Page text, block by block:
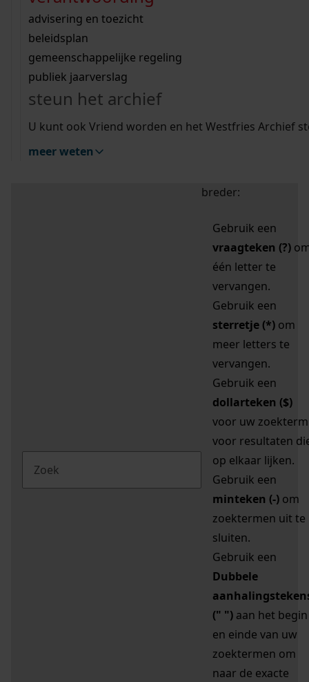
bouwvergunningen
omgevingsvergunningen
vergunningen
beeld en geluid
uitleg nodig?
Wij helpen u op weg met een aantal zoektips.
bekijk alle zoektips
Wij helpen u op weg met een aantal zoektips.
bekijk alle zoektips
bekijk ons geschiedenislokaal
advisering en toezicht
beleidsplan
gemeenschappelijke regeling
publiek jaarverslag
steun het archief
U kunt ook Vriend worden en het Westfries Archief
meer weten
zoektips
Mijn Studiezaal (inloggen)
uw zoekopdracht te
breder:
Gebruik een
vraagteken (?)
één letter te
vervangen.
Gebruik een
sterretje (*) om
meer letters te
vervangen.
Gebruik een
dollarteken ($)
voor uw zoekterm
voor resultaten
op elkaar lijken.
Gebruik een
minteken (-) om
zoektermen uit te
sluiten.
Gebruik een
Dubbele
(" ") aan het begin
en einde van uw
zoektermen om
naar de exacte